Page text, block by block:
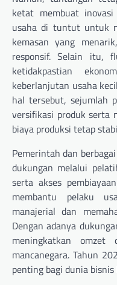
ketat membuat
usaha di tuntut untuk
kemasan yang
responsif. Selain itu,
ketidakpastian
keberlanjutan usaha
hal tersebut, sejumlah
versifikasi produk serta
biaya produksi tetap
Pemerintah dan
dukungan melalui
serta akses
membantu pelaku
manajerial dan
Dengan adanya
meningkatkan omzet
mancanegara. Tahun
penting bagi dunia bisnis